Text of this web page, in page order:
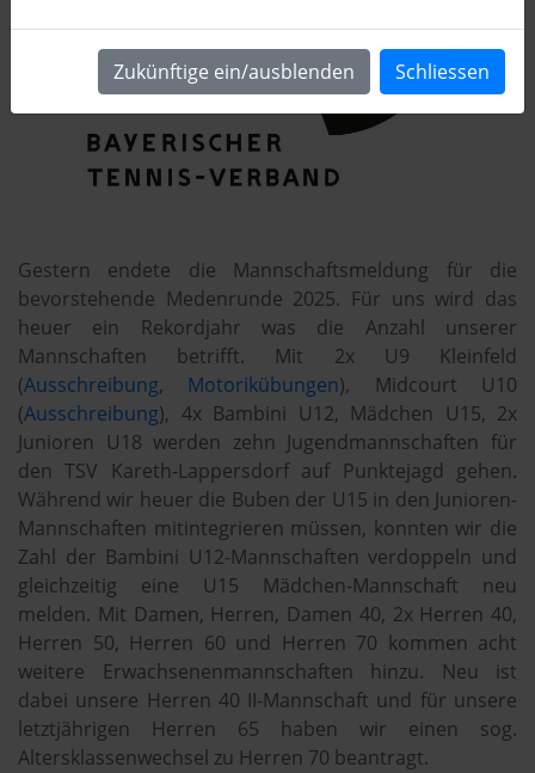
Gestern endete die Mannschaftsmeldung für die
bevorstehende Medenrunde 2025. Für uns wird das
heuer ein Rekordjahr was die Anzahl unserer
Mannschaften betrifft. Mit 2x U9 Kleinfeld
(Ausschreibung, Motorikübungen), Midcourt U10
(Ausschreibung), 4x Bambini U12, Mädchen U15, 2x
Junioren U18 werden zehn Jugendmannschaften für
den TSV Kareth-Lappersdorf auf Punktejagd gehen.
Während wir heuer die Buben der U15 in den Junioren-
Mannschaften mitintegrieren müssen, konnten wir die
Zahl der Bambini U12-Mannschaften verdoppeln und
gleichzeitig eine U15 Mädchen-Mannschaft neu
melden. Mit Damen, Herren, Damen 40, 2x Herren 40,
Herren 50, Herren 60 und Herren 70 kommen acht
weitere Erwachsenenmannschaften hinzu. Neu ist
dabei unsere Herren 40 II-Mannschaft und für unsere
letztjährigen Herren 65 haben wir einen sog.
Altersklassenwechsel zu Herren 70 beantragt.
Zukünftige ein/ausblenden Schliessen